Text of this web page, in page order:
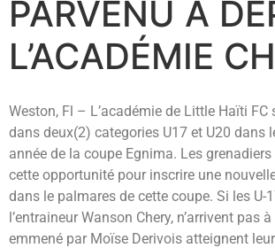
PARVENU À
L’ACADÉMIE
Weston, Fl – L’académie de Little Haïti FC
dans deux(2) categories U17 et U20 dans
année de la coupe Egnima. Les grenadiers
cette opportunité pour inscrire une
dans le palmares de cette coupe. Si les U-
l’entraineur Wanson Chery, n’arrivent pas
emmené par Moïse Derivois atteignent